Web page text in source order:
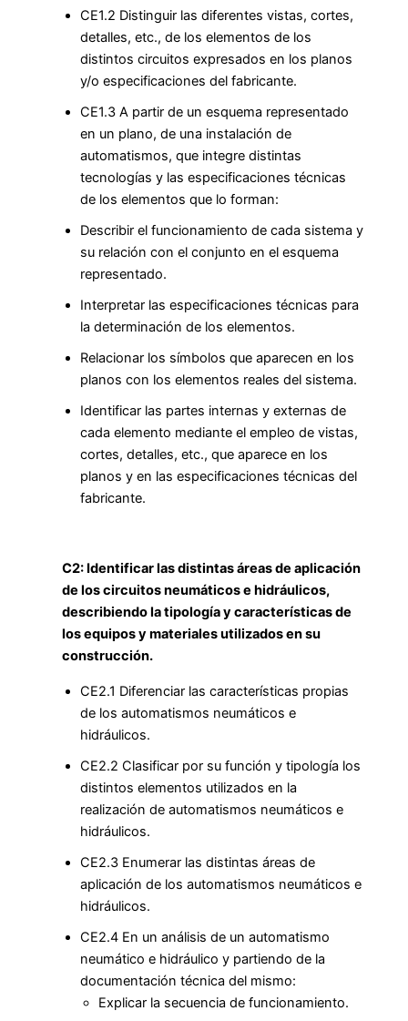
CE1.2 Distinguir las diferentes vistas, cortes,
detalles, etc., de los elementos de los
distintos circuitos expresados en los planos
y/o especificaciones del fabricante.
CE1.3 A partir de un esquema representado
en un plano, de una instalación de
automatismos, que integre distintas
tecnologías y las especificaciones técnicas
de los elementos que lo forman:
Describir el funcionamiento de cada sistema y
su relación con el conjunto en el esquema
representado.
Interpretar las especificaciones técnicas para
la determinación de los elementos.
Relacionar los símbolos que aparecen en los
planos con los elementos reales del sistema.
Identificar las partes internas y externas de
cada elemento mediante el empleo de vistas,
cortes, detalles, etc., que aparece en los
planos y en las especificaciones técnicas del
fabricante.
C2: Identificar las distintas áreas de aplicación
de los circuitos neumáticos e hidráulicos,
describiendo la tipología y características de
los equipos y materiales utilizados en su
construcción.
CE2.1 Diferenciar las características propias
de los automatismos neumáticos e
hidráulicos.
CE2.2 Clasificar por su función y tipología los
distintos elementos utilizados en la
realización de automatismos neumáticos e
hidráulicos.
CE2.3 Enumerar las distintas áreas de
aplicación de los automatismos neumáticos e
hidráulicos.
CE2.4 En un análisis de un automatismo
neumático e hidráulico y partiendo de la
documentación técnica del mismo:
Explicar la secuencia de funcionamiento.